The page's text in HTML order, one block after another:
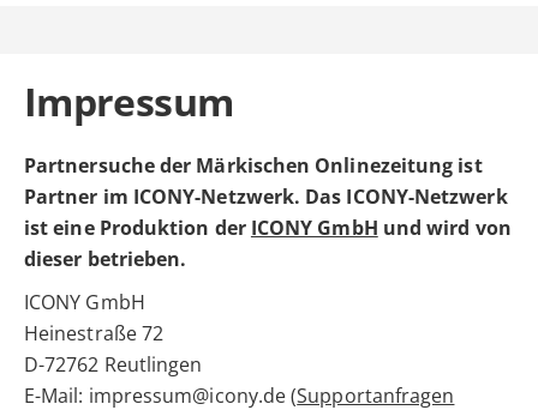
Impressum
Partnersuche der Märkischen Onlinezeitung ist
Partner im ICONY-Netzwerk. Das ICONY-Netzwerk
ist eine Produktion der ICONY GmbH und wird von
dieser betrieben.
ICONY GmbH
Heinestraße 72
D-72762 Reutlingen
E-Mail: impressum@icony.de (Supportanfragen